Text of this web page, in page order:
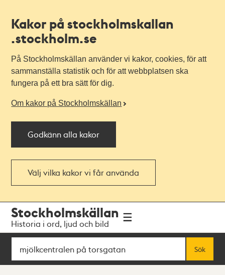
Kakor på stockholmskallan
.stockholm.se
På Stockholmskällan använder vi kakor, cookies, för att
sammanställa statistik och för att webbplatsen ska
fungera på ett bra sätt för dig.
Om kakor på Stockholmskällan
Godkänn alla kakor
Välj vilka kakor vi får använda
navigationen
huvudinnehållet
Stockholmskällan
Historia i ord, ljud och bild
Sök
Sök